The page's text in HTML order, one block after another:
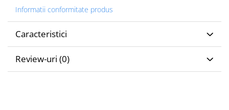
Informatii conformitate produs
Caracteristici
Review-uri (0)